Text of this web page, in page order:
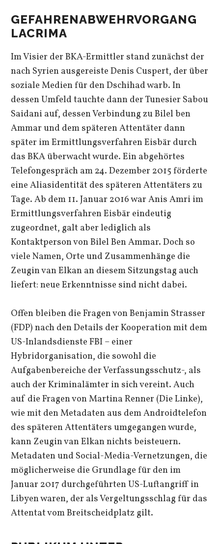
GEFAHRENABWEHRVORGANG
LACRIMA
Im Visier der BKA-Ermittler stand zunächst der
nach Syrien ausgereiste Denis Cuspert, der über
soziale Medien für den Dschihad warb. In
dessen Umfeld tauchte dann der Tunesier Sabou
Saidani auf, dessen Verbindung zu Bilel ben
Ammar und dem späteren Attentäter dann
später im Ermittlungsverfahren Eisbär durch
das BKA überwacht wurde. Ein abgehörtes
Telefongespräch am 24. Dezember 2015 förderte
eine Aliasidentität des späteren Attentäters zu
Tage. Ab dem 11. Januar 2016 war Anis Amri im
Ermittlungsverfahren Eisbär eindeutig
zugeordnet, galt aber lediglich als
Kontaktperson von Bilel Ben Ammar. Doch so
viele Namen, Orte und Zusammenhänge die
Zeugin van Elkan an diesem Sitzungstag auch
liefert: neue Erkenntnisse sind nicht dabei.
Offen bleiben die Fragen von Benjamin Strasser
(FDP) nach den Details der Kooperation mit dem
US-Inlandsdienste FBI – einer
Hybridorganisation, die sowohl die
Aufgabenbereiche der Verfassungsschutz-, als
auch der Kriminalämter in sich vereint. Auch
auf die Fragen von Martina Renner (Die Linke),
wie mit den Metadaten aus dem Androidtelefon
des späteren Attentäters umgegangen wurde,
kann Zeugin van Elkan nichts beisteuern.
Metadaten und Social-Media-Vernetzungen, die
möglicherweise die Grundlage für den im
Januar 2017 durchgeführten US-Luftangriff in
Libyen waren, der als Vergeltungsschlag für das
Attentat vom Breitscheidplatz gilt.